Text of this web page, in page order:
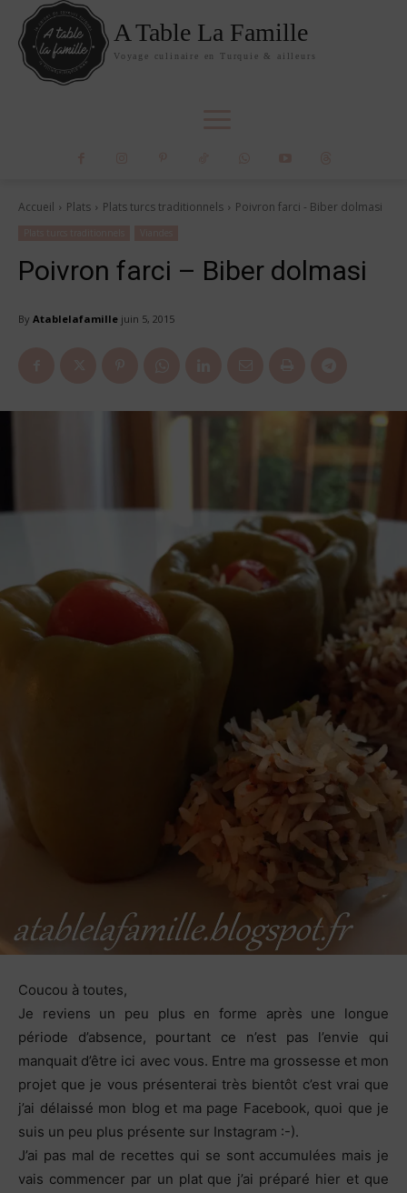
A Table La Famille
Voyage culinaire en Turquie & ailleurs
Accueil Plats Plats turcs traditionnels Poivron farci - Biber dolmasi
Poivron farci – Biber dolmasi
By Atablelafamille juin 5, 2015
Coucou à toutes,
Je reviens un peu plus en forme après une longue
période d’absence, pourtant ce n’est pas l’envie qui
manquait d’être ici avec vous. Entre ma grossesse et mon
projet que je vous présenterai très bientôt c’est vrai que
j’ai délaissé mon blog et ma page Facebook, quoi que je
suis un peu plus présente sur Instagram :-).
J’ai pas mal de recettes qui se sont accumulées mais je
vais commencer par un plat que j’ai préparé hier et que